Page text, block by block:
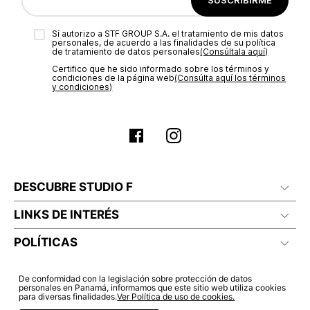
No lavado en seco
aprobación del pago de tu orden, recibirás un correo
estado de tu compra puedes ingresar al menú de “Mi cuenta -
Mis Pedidos” en nuestra página webwww.studiofpanama.pa
Sí autorizo a STF GROUP S.A. el tratamiento de mis datos
personales, de acuerdo a las finalidades de su política
de tratamiento de datos personales‎(Consúltala aquí)
Certifico que he sido informado sobre los términos y
condiciones de la página web‎(Consúlta aquí los términos
y condiciones)
DESCUBRE STUDIO F
LINKS DE INTERÉS
POLÍTICAS
De conformidad con la legislación sobre protección de datos
personales en Panamá, informamos que este sitio web utiliza cookies
para diversas finalidades.Ver Política de uso de cookies.